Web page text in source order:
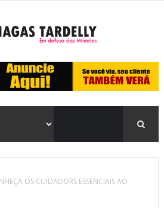
OS CUIDADORS ESSENCIAIS AO